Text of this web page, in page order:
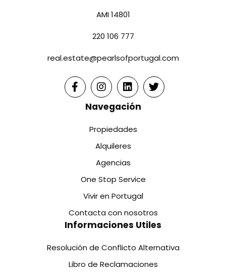
AMI 14801
220 106 777
real.estate@pearlsofportugal.com
Navegación
Propiedades
Alquileres
Agencias
One Stop Service
Vivir en Portugal
Contacta con nosotros
Informaciones Utiles
Resolución de Conflicto Alternativa
Libro de Reclamaciones